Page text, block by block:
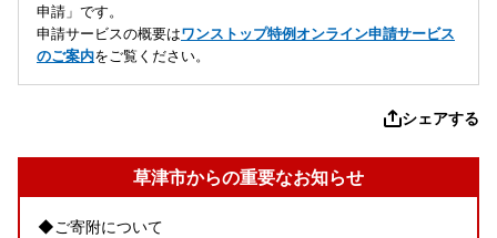
申請」です。
申請サービスの概要はワンストップ特例オンライン申請サービス
のご案内をご覧ください。
シェアする
草津市からの重要なお知らせ
◆ご寄附について